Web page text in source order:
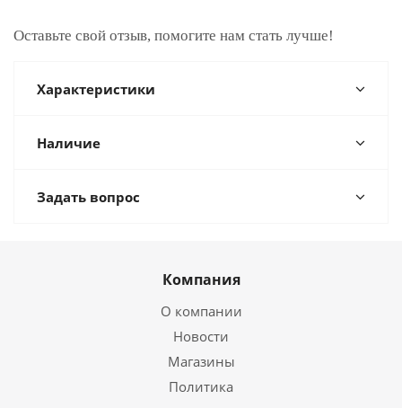
Оставьте свой отзыв, помогите нам стать лучше!
Характеристики
Наличие
Задать вопрос
Компания
О компании
Новости
Магазины
Политика